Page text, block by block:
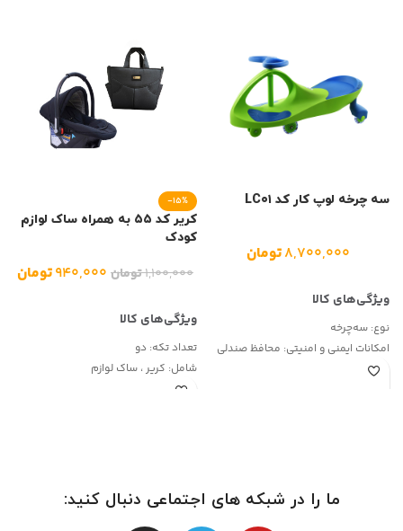
سه چرخه لوپ کار کد LC۰۱
۸,۷۰۰,۰۰۰تومان
نوع: سه‌چرخه
امکانات ایمنی و امنیتی: محافظ صندلی
نحوه کنترل و فرمان:
-15%
کریر کد ۵۵ به همراه ساک لوازم
کودک
۱,۱۰۰,۰۰۰تومان ۹۴۰,۰۰۰تومان
تعداد تکه: دو
شامل: کریر ، ساک لوازم
ما را در شبکه های اجتماعی دنبال کنید: